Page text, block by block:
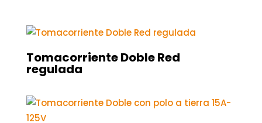
Tomacorriente Doble Red
regulada